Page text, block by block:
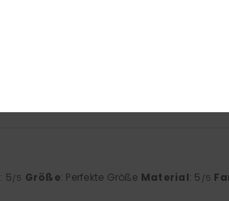
: 5/5 Größe: Perfekte Größe Material: 5 /5